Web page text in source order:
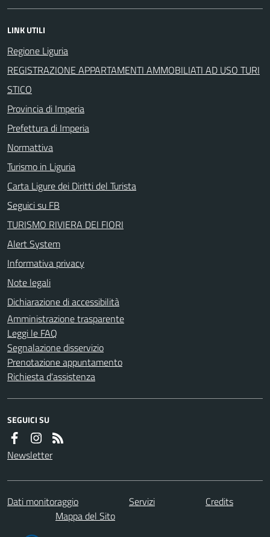
LINK UTILI
Regione Liguria
REGISTRAZIONE APPARTAMENTI AMMOBILIATI AD USO TURI
STICO
Provincia di Imperia
Prefettura di Imperia
Normattiva
Turismo in Liguria
Carta Ligure dei Diritti del Turista
Seguici su FB
TURISMO RIVIERA DEI FIORI
Alert System
Informativa privacy
Note legali
Dichiarazione di accessibilità
Amministrazione trasparente
Leggi le FAQ
Segnalazione disservizio
Prenotazione appuntamento
Richiesta d'assistenza
SEGUICI SU
Newsletter
Dati monitoraggio Servizi
Credits
Mappa del Sito